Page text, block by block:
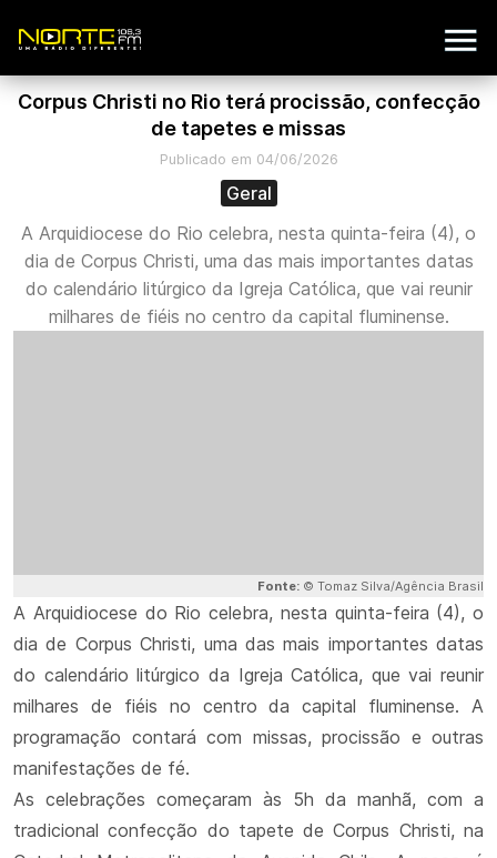
Corpus Christi no Rio terá procissão, confecção
de tapetes e missas
Publicado em 04/06/2026
Geral
A Arquidiocese do Rio celebra, nesta quinta-feira (4), o
dia de Corpus Christi, uma das mais importantes datas
do calendário litúrgico da Igreja Católica, que vai reunir
milhares de fiéis no centro da capital fluminense.
Fonte: © Tomaz Silva/Agência Brasil
A Arquidiocese do Rio celebra, nesta quinta-feira (4), o
dia de Corpus Christi, uma das mais importantes datas
do calendário litúrgico da Igreja Católica, que vai reunir
milhares de fiéis no centro da capital fluminense. A
programação contará com missas, procissão e outras
manifestações de fé.
As celebrações começaram às 5h da manhã, com a
tradicional confecção do tapete de Corpus Christi, na